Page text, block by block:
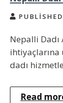
Nepalli
dadı
Read